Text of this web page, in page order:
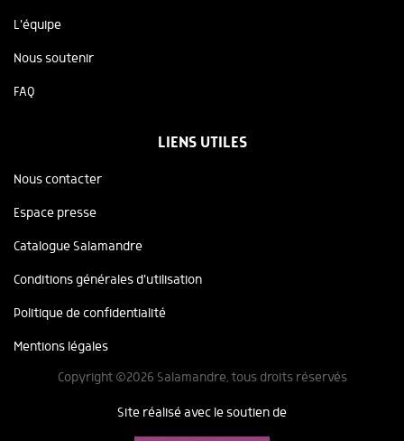
L'équipe
Nous soutenir
FAQ
LIENS UTILES
Nous contacter
Espace presse
Catalogue Salamandre
Conditions générales d'utilisation
Politique de confidentialité
Mentions légales
Copyright ©2026 Salamandre, tous droits réservés
Site réalisé avec le soutien de